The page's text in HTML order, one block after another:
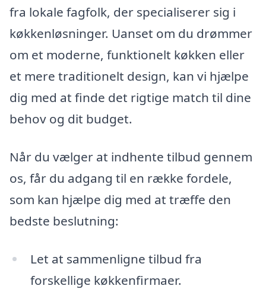
fra lokale fagfolk, der specialiserer sig i
køkkenløsninger. Uanset om du drømmer
om et moderne, funktionelt køkken eller
et mere traditionelt design, kan vi hjælpe
dig med at finde det rigtige match til dine
behov og dit budget.
Når du vælger at indhente tilbud gennem
os, får du adgang til en række fordele,
som kan hjælpe dig med at træffe den
bedste beslutning:
Let at sammenligne tilbud fra
forskellige køkkenfirmaer.